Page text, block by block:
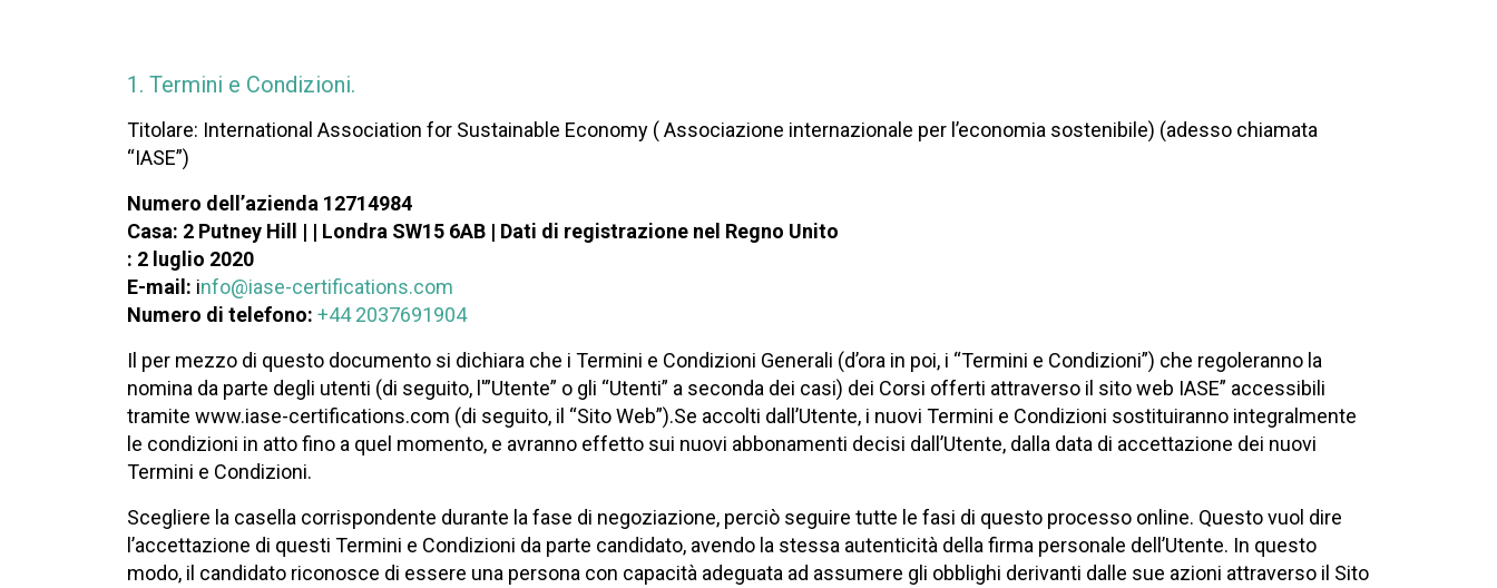
1. Termini e Condizioni.
Titolare: International Association for Sustainable Economy ( Associazione internazionale per l’economia sostenibile) (adesso chiamata
“IASE”)
Numero dell’azienda 12714984
Casa: 2 Putney Hill | | Londra SW15 6AB | Dati di registrazione nel Regno Unito
: 2 luglio 2020
E-mail: info@iase-certifications.com
Numero di telefono: +44 2037691904
Il per mezzo di questo documento si dichiara che i Termini e Condizioni Generali (d’ora in poi, i “Termini e Condizioni”) che regoleranno la
nomina da parte degli utenti (di seguito, l'”Utente” o gli “Utenti” a seconda dei casi) dei Corsi offerti attraverso il sito web IASE” accessibili
tramite www.iase-certifications.com (di seguito, il “Sito Web”).Se accolti dall’Utente, i nuovi Termini e Condizioni sostituiranno integralmente
le condizioni in atto fino a quel momento, e avranno effetto sui nuovi abbonamenti decisi dall’Utente, dalla data di accettazione dei nuovi
Termini e Condizioni.
Scegliere la casella corrispondente durante la fase di negoziazione, perciò seguire tutte le fasi di questo processo online. Questo vuol dire
l’accettazione di questi Termini e Condizioni da parte candidato, avendo la stessa autenticità della firma personale dell’Utente. In questo
modo, il candidato riconosce di essere una persona con capacità adeguata ad assumere gli obblighi derivanti dalle sue azioni attraverso il Sito